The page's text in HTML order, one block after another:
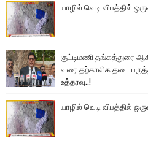
யாழில் வெடி விபத்தில்
குட்டிமணி தங்கத்துரை
வரை தற்காலிக தடை
உத்தரவு..!
யாழில் வெடி விபத்தில்